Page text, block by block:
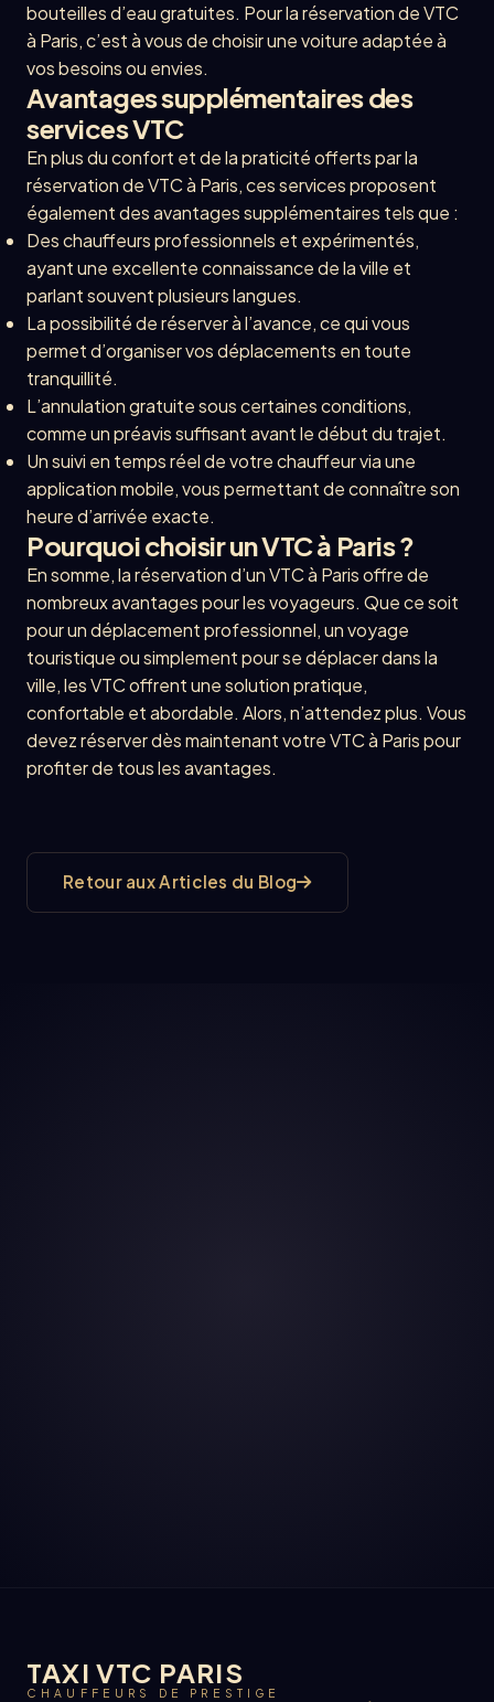
bouteilles d’eau gratuites. Pour la réservation de VTC
à Paris, c’est à vous de choisir une voiture adaptée à
vos besoins ou envies.
Avantages supplémentaires des
services VTC
En plus du confort et de la praticité offerts par la
réservation de VTC à Paris, ces services proposent
également des avantages supplémentaires tels que :
Des chauffeurs professionnels et expérimentés,
ayant une excellente connaissance de la ville et
parlant souvent plusieurs langues.
La possibilité de réserver à l’avance, ce qui vous
permet d’organiser vos déplacements en toute
tranquillité.
L’annulation gratuite sous certaines conditions,
comme un préavis suffisant avant le début du trajet.
Un suivi en temps réel de votre chauffeur via une
application mobile, vous permettant de connaître son
heure d’arrivée exacte.
Pourquoi choisir un VTC à Paris ?
En somme, la réservation d’un VTC à Paris offre de
nombreux avantages pour les voyageurs. Que ce soit
pour un déplacement professionnel, un voyage
touristique ou simplement pour se déplacer dans la
ville, les VTC offrent une solution pratique,
confortable et abordable. Alors, n’attendez plus. Vous
devez réserver dès maintenant votre VTC à Paris pour
profiter de tous les avantages.
Retour aux Articles du Blog
TAXI VTC PARIS
CHAUFFEURS DE PRESTIGE